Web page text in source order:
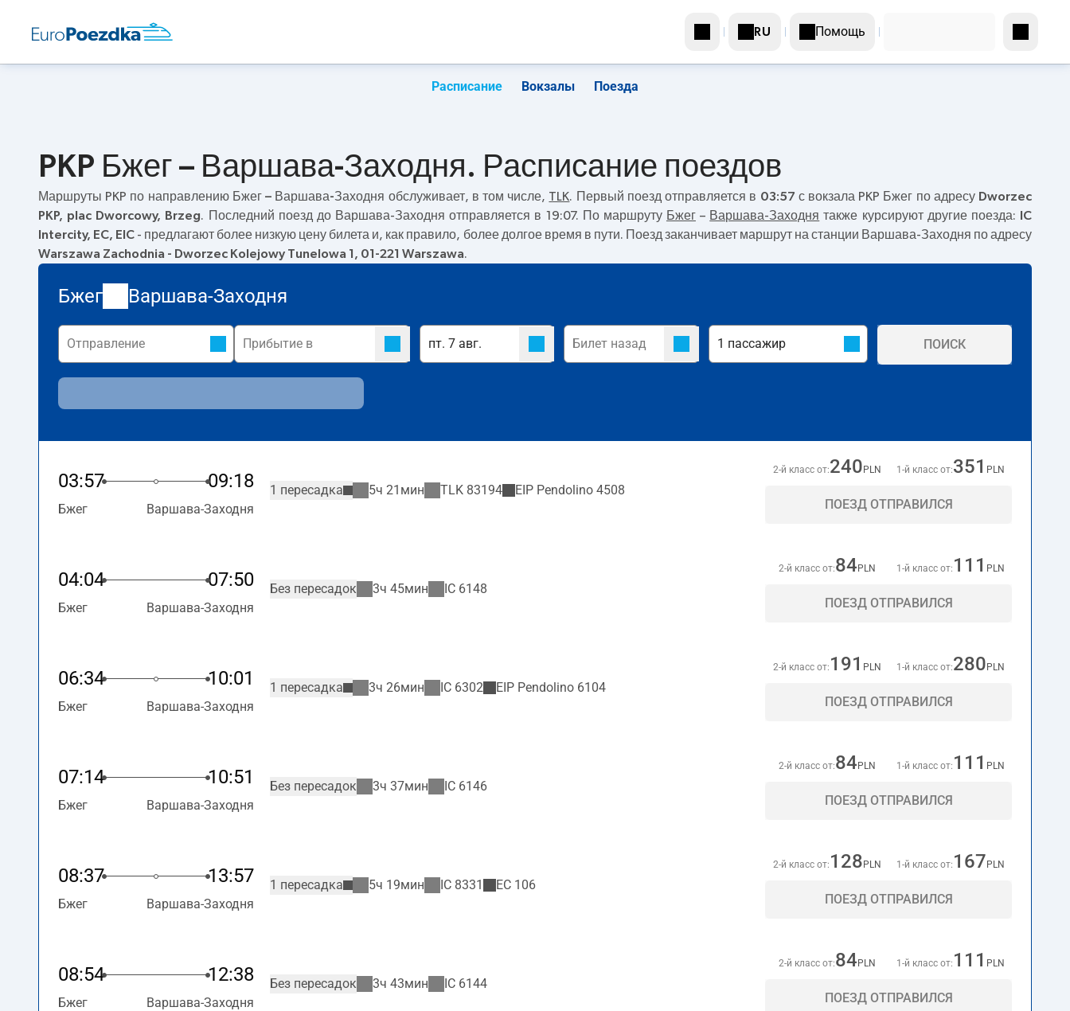
RU Помощь
Расписание Вокзалы Поезда
PKP Бжег – Варшава-Заходня. Расписание поездов
Маршруты PKP по направлению Бжег – Варшава-Заходня обслуживает, в том числе, TLK. Первый поезд отправляется в 03:57 с вокзала PKP Бжег по адресу Dworzec
PKP, plac Dworcowy, Brzeg. Последний поезд до Варшава-Заходня отправляется в 19:07. По маршруту Бжег– Варшава-Заходня также курсируют другие поезда:
IC
Intercity, EC, EIC - предлагают более низкую цену билета и, как правило, более долгое время в пути. Поезд заканчивает маршрут на станции Варшава-Заходня по адресу
Warszawa Zachodnia - Dworzec Kolejowy Tunelowa 1, 01-221 Warszawa.
Бжег Варшава-Заходня
ПОИСК
03:57 09:18
Бжег Варшава-Заходня
1 пересадка 5ч 21мин TLK 83194 EIP Pendolino 4508
2-й класс от:240 PLN 1-й класс от:351 PLN
ПОЕЗД ОТПРАВИЛСЯ
04:04 07:50
Бжег Варшава-Заходня
Без пересадок 3ч 45мин IC 6148
2-й класс от:84 PLN 1-й класс от: 111 PLN
ПОЕЗД ОТПРАВИЛСЯ
06:34 10:01
Бжег Варшава-Заходня
1 пересадка 3ч 26мин IC 6302 EIP Pendolino 6104
2-й класс от: 191 PLN 1-й класс от:280 PLN
ПОЕЗД ОТПРАВИЛСЯ
07:14 10:51
Бжег Варшава-Заходня
Без пересадок 3ч 37мин IC 6146
2-й класс от:84 PLN 1-й класс от: 111 PLN
ПОЕЗД ОТПРАВИЛСЯ
08:37 13:57
Бжег Варшава-Заходня
1 пересадка 5ч 19мин IC 8331 EC 106
2-й класс от: 128 PLN 1-й класс от: 167 PLN
ПОЕЗД ОТПРАВИЛСЯ
08:54 12:38
Бжег Варшава-Заходня
Без пересадок 3ч 43мин IC 6144
2-й класс от:84 PLN 1-й класс от: 111 PLN
ПОЕЗД ОТПРАВИЛСЯ